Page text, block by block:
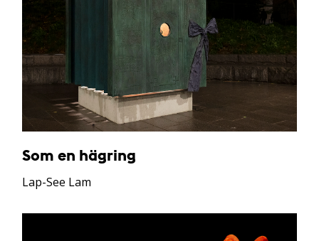
Som en hägring
Lap-See Lam